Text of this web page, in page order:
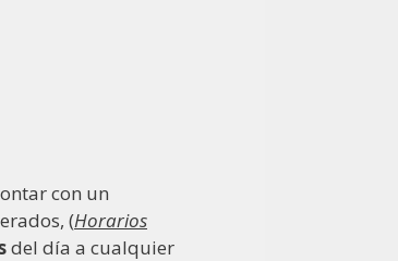
con un
(Horarios
del día a cualquier